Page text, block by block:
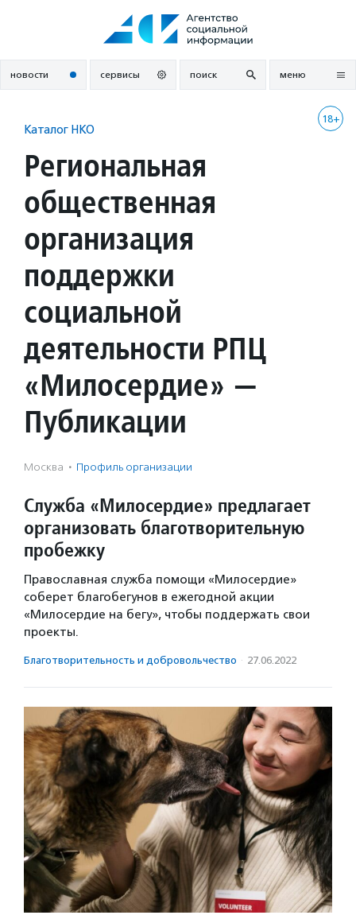
новости сервисы поиск меню
18+
Каталог НКО
Региональная
общественная
организация
поддержки
социальной
деятельности РПЦ
«Милосердие» —
Публикации
Москва · Профиль организации
Служба «Милосердие» предлагает
организовать благотворительную
пробежку
Православная служба помощи «Милосердие»
соберет благобегунов в ежегодной акции
«Милосердие на бегу», чтобы поддержать свои
проекты.
Благотвори­тель­ность и доброволь­чест­во · 27.06.2022